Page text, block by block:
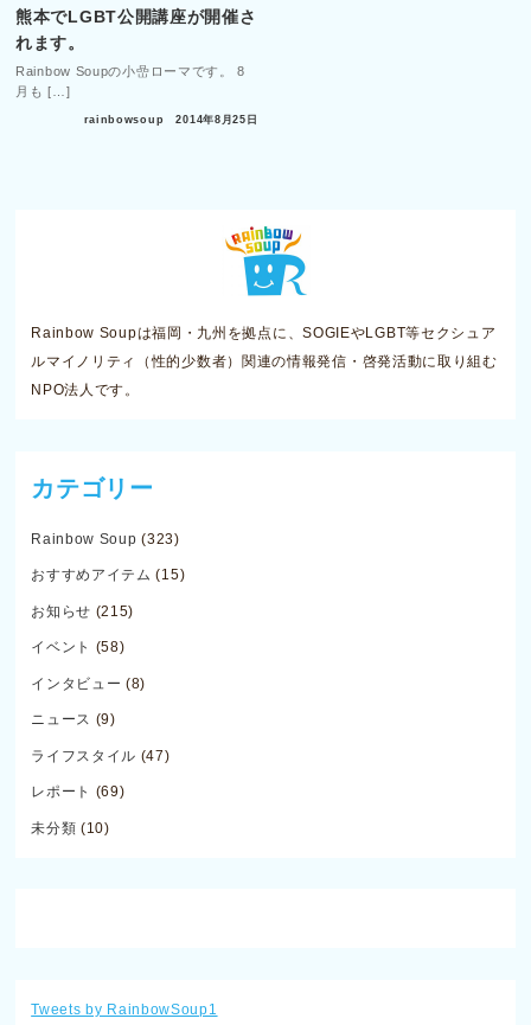
熊本でLGBT公開講座が開催さ
れます。
Rainbow Soupの小嵒ローマです。 8
月も […]
rainbowsoup 2014年8月25日
Rainbow Soupは福岡・九州を拠点に、SOGIEやLGBT等セクシュア
ルマイノリティ（性的少数者）関連の情報発信・啓発活動に取り組む
NPO法人です。
カテゴリー
Rainbow Soup (323)
おすすめアイテム (15)
お知らせ (215)
イベント (58)
インタビュー (8)
ニュース (9)
ライフスタイル (47)
レポート (69)
未分類 (10)
Tweets by RainbowSoup1